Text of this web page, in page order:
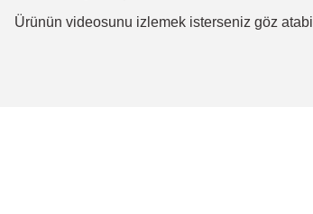
Ürünün videosunu izlemek isterseniz göz